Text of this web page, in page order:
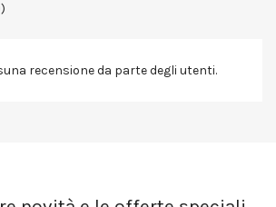
recensione da parte degli utenti.